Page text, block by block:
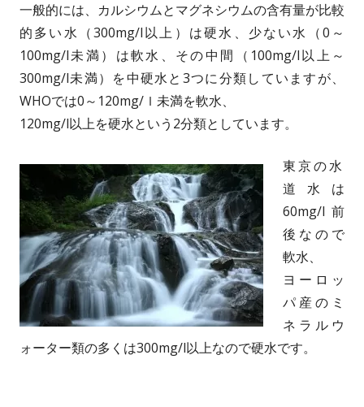
一般的には、カルシウムとマグネシウムの含有量が比較
的多い水（300mg/l以上）は硬水、少ない水（0～
100mg/l未満）は軟水、その中間（100mg/l以上～
300mg/l未満）を中硬水と3つに分類していますが、
WHOでは0～120mg/ｌ未満を軟水、
120mg/l以上を硬水という2分類としています。
東京の水
道水は
60mg/l前
後なので
軟水、
ヨーロッ
パ産のミ
ネラルウ
ォーター類の多くは300mg/l以上なので硬水です。